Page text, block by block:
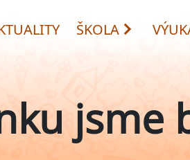
ŠKOLA
jsme